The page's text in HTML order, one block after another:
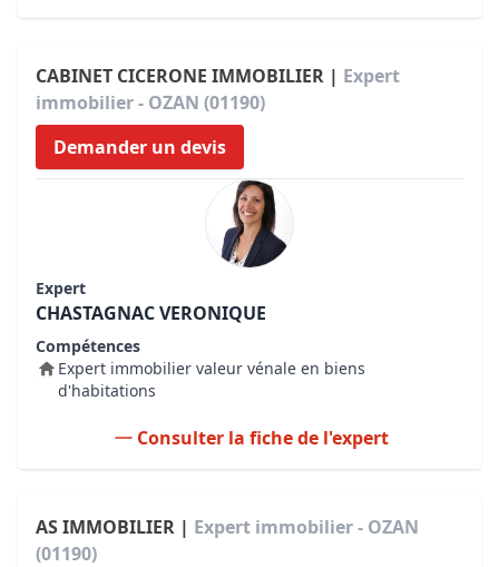
CABINET CICERONE IMMOBILIER | Expert
immobilier - OZAN (01190)
Demander un devis
Expert
CHASTAGNAC VERONIQUE
Compétences
Expert immobilier valeur vénale en biens
d'habitations
Consulter la fiche de l'expert
AS IMMOBILIER | Expert immobilier - OZAN
(01190)